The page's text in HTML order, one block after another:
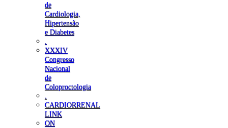
de
Cardiologia,
Hipertensão
e Diabetes
XXXIV
Congresso
Nacional
de
Coloproctologia
CARDIORRENAL
LINK
ON